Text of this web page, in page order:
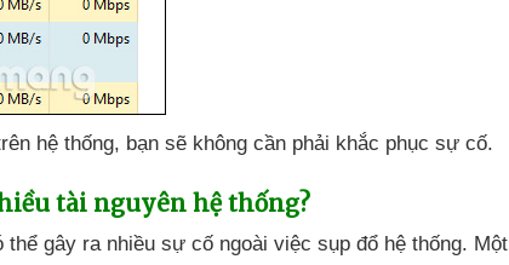
hệ thống, bạn sẽ không cần phải khắc phục sự cố.
tài nguyên hệ thống?
thể gây ra nhiều sự cố ngoài việc sụp đổ hệ thống. Một